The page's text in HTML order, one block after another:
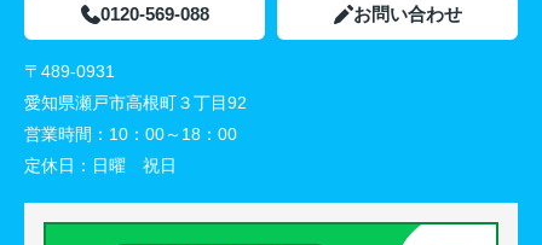
0120-569-088 お問い合わせ
〒489-0931
愛知県瀬戸市高根町３丁目92
営業時間： 10：00～18：00
定休日： 日曜 祝日